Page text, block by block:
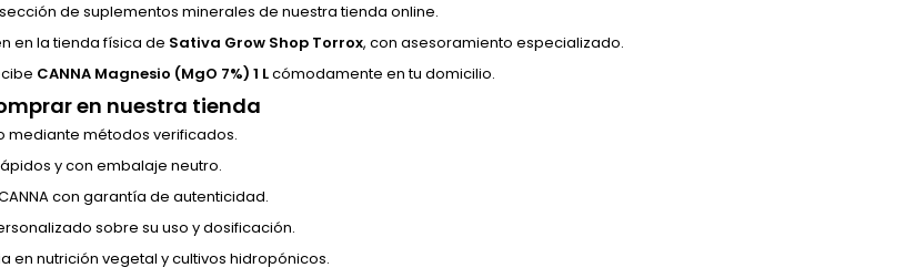
de suplementos minerales de nuestra tienda online.
en la tienda física de Sativa Grow Shop Torrox, con asesoramiento especializado.
CANNA Magnesio (MgO 7%) 1 Lcómodamente en tu domicilio.
en nuestra tienda
mediante métodos verificados.
y con embalaje neutro.
con garantía de autenticidad.
sobre su uso y dosificación.
en nutrición vegetal y cultivos hidropónicos.